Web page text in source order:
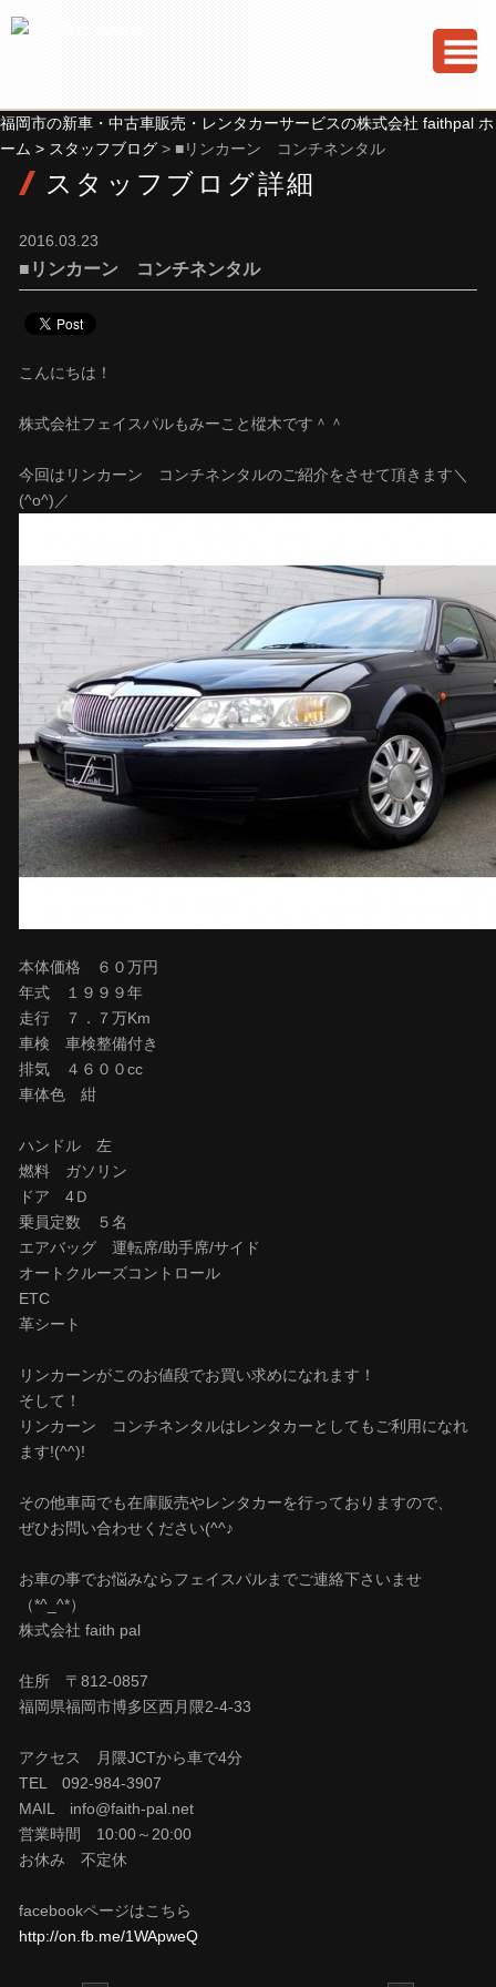
福岡市の新車・中古車販売・レンタカーサービスの株式会社 faithpal ホ
ーム > スタッフブログ > ■リンカーン コンチネンタル
スタッフブログ詳細
2016.03.23
■リンカーン コンチネンタル
こんにちは！
株式会社フェイスパルもみーこと樅木です＾＾
今回はリンカーン コンチネンタルのご紹介をさせて頂きます＼
(^o^)／
本体価格 ６０万円
年式 １９９９年
走行 ７．７万Km
車検 車検整備付き
排気 ４６００cc
車体色 紺
ハンドル 左
燃料 ガソリン
ドア 4Ｄ
乗員定数 ５名
エアバッグ 運転席/助手席/サイド
オートクルーズコントロール
ETC
革シート
リンカーンがこのお値段でお買い求めになれます！
そして！
リンカーン コンチネンタルはレンタカーとしてもご利用になれ
ます!(^^)!
その他車両でも在庫販売やレンタカーを行っておりますので、
ぜひお問い合わせください(^^♪
お車の事でお悩みならフェイスパルまでご連絡下さいませ
（*^_^*）
株式会社 faith pal
住所 〒812-0857
福岡県福岡市博多区西月隈2-4-33
アクセス 月隈JCTから車で4分
TEL 092-984-3907
MAIL info@faith-pal.net
営業時間 10:00～20:00
お休み 不定休
facebookページはこちら
http://on.fb.me/1WApweQ